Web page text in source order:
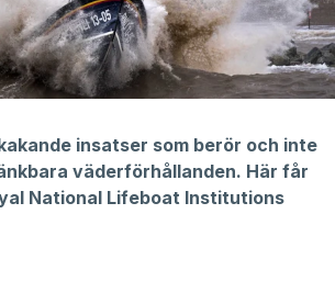
insatser som berör och inte
väderförhållanden. Här får
National Lifeboat Institutions